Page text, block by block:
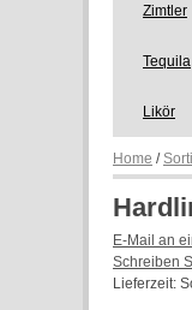
Zimtler
Tequila
Likör
Home /
E-Mail an
Schreiben
Lieferzeit: